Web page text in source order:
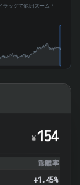
ラッグで範囲ズーム /
¥154
乖離率
+1.45%